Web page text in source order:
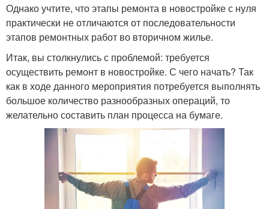
Однако учтите, что этапы ремонта в новостройке с нуля
практически не отличаются от последовательности
этапов ремонтных работ во вторичном жилье.
Итак, вы столкнулись с проблемой: требуется
осуществить ремонт в новостройке. С чего начать? Так
как в ходе данного мероприятия потребуется выполнять
большое количество разнообразных операций, то
желательно составить план процесса на бумаге.